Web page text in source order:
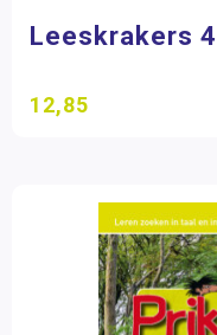
Leeskrakers
12,85